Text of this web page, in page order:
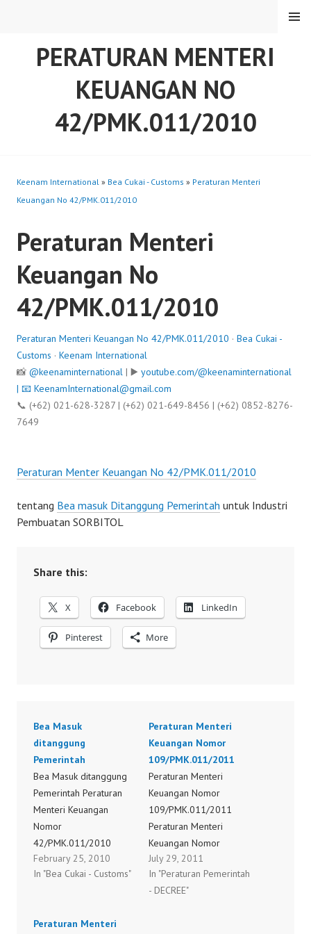
PERATURAN MENTERI
KEUANGAN NO
42/PMK.011/2010
MENU
Keenam International » Bea Cukai - Customs » Peraturan Menteri
Keuangan No 42/PMK.011/2010
Peraturan Menteri
Keuangan No
42/PMK.011/2010
Peraturan Menteri Keuangan No 42/PMK.011/2010 · Bea Cukai -
Customs · Keenam International
📸 @keenaminternational | ▶️ youtube.com/@keenaminternational
| 📧 KeenamInternational@gmail.com
📞 (+62) 021-628-3287 | (+62) 021-649-8456 | (+62) 0852-8276-
7649
Peraturan Menter Keuangan No 42/PMK.011/2010
tentang Bea masuk Ditanggung Pemerintah untuk Industri
Pembuatan SORBITOL
Share this:
X Facebook LinkedIn
Pinterest More
Bea Masuk
ditanggung
Pemerintah
Bea Masuk ditanggung
Pemerintah Peraturan
Menteri Keuangan
Nomor
42/PMK.011/2010
Peraturan Menteri
Keuangan Nomor
Keuangan Nomor
February 25, 2010
In "Bea Cukai - Customs"
Peraturan Menteri
Keuangan Nomor
109/PMK.011/2011
Peraturan Menteri
Keuangan Nomor
109/PMK.011/2011
Peraturan Menteri
Keuangan Nomor
110/PMK.011/2011
Peraturan Menteri
Keuangan Nomor
July 29, 2011
In "Peraturan Pemerintah
- DECREE"
Peraturan Menteri